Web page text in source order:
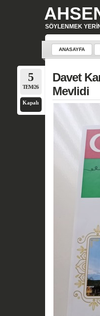
SÖYLENMEK
ANASAYFA
5
TEM/26
Kapalı
Davet
Mevlidi